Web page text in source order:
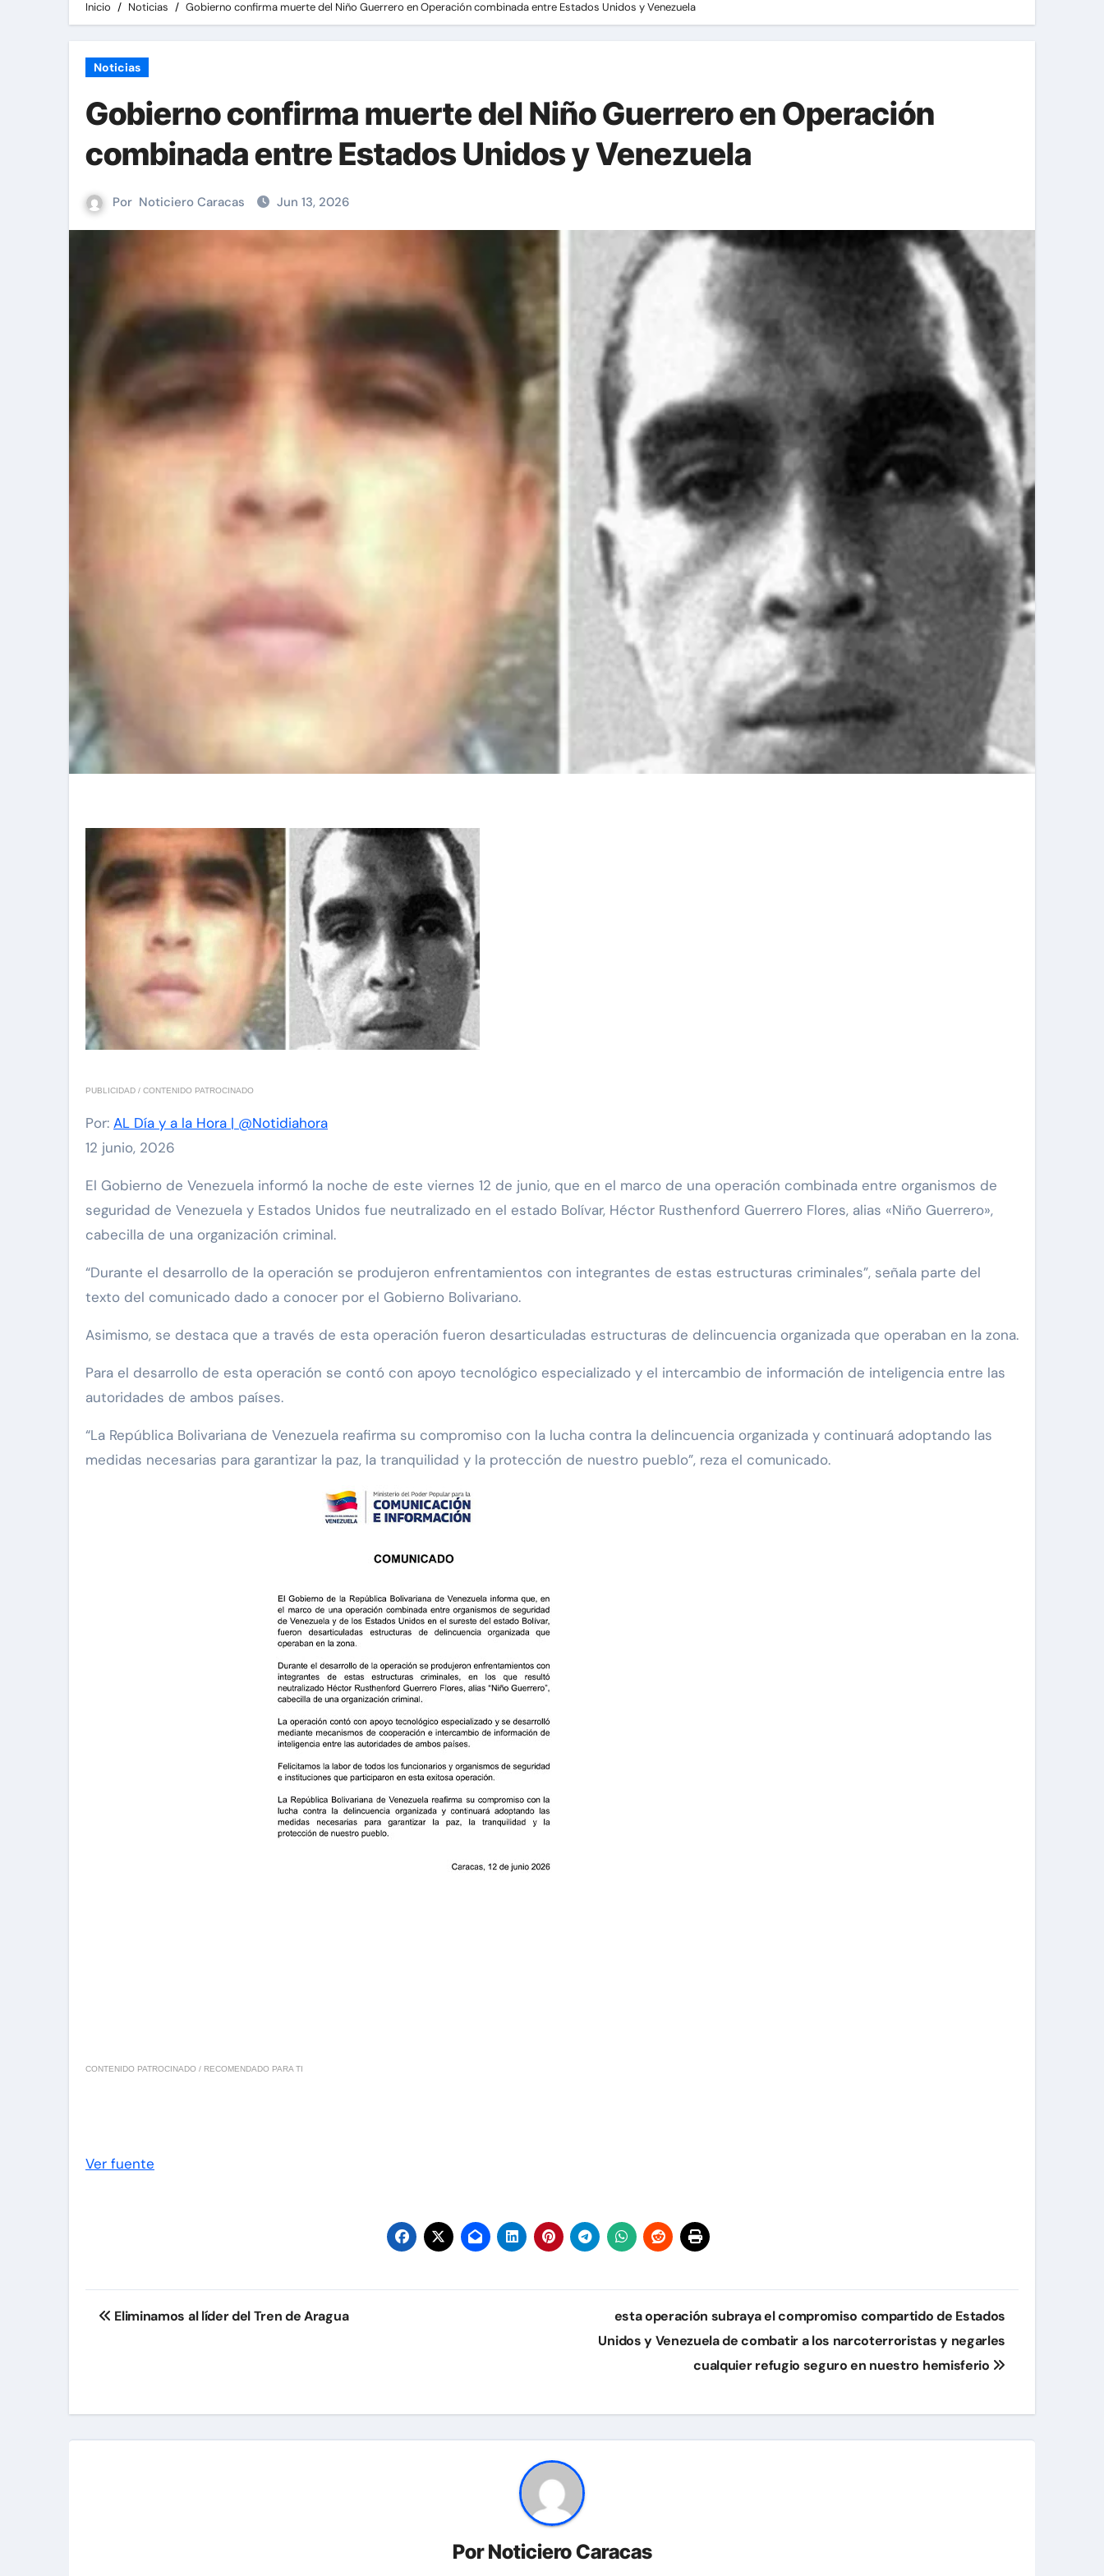
Inicio Noticias Gobierno confirma muerte del Niño Guerrero en Operación combinada entre Estados Unidos y Venezuela
Noticias
Gobierno confirma muerte del Niño Guerrero en Operación
combinada entre Estados Unidos y Venezuela
Por Noticiero Caracas Jun 13, 2026
PUBLICIDAD / CONTENIDO PATROCINADO
Por: AL Día y a la Hora | @Notidiahora
12 junio, 2026
El Gobierno de Venezuela informó la noche de este viernes 12 de junio, que en el marco de una operación combinada entre organismos de
seguridad de Venezuela y Estados Unidos fue neutralizado en el estado Bolívar, Héctor Rusthenford Guerrero Flores, alias «Niño Guerrero»,
cabecilla de una organización criminal.
“Durante el desarrollo de la operación se produjeron enfrentamientos con integrantes de estas estructuras criminales”, señala parte del
texto del comunicado dado a conocer por el Gobierno Bolivariano.
Asimismo, se destaca que a través de esta operación fueron desarticuladas estructuras de delincuencia organizada que operaban en la zona.
Para el desarrollo de esta operación se contó con apoyo tecnológico especializado y el intercambio de información de inteligencia entre las
autoridades de ambos países.
“La República Bolivariana de Venezuela reafirma su compromiso con la lucha contra la delincuencia organizada y continuará adoptando las
medidas necesarias para garantizar la paz, la tranquilidad y la protección de nuestro pueblo”, reza el comunicado.
CONTENIDO PATROCINADO / RECOMENDADO PARA TI
Ver fuente
Navegación
Eliminamos al líder del Tren de Aragua
esta operación subraya el compromiso compartido de Estados
Unidos y Venezuela de combatir a los narcoterroristas y negarles
cualquier refugio seguro en nuestro hemisferio
PorNoticiero Caracas